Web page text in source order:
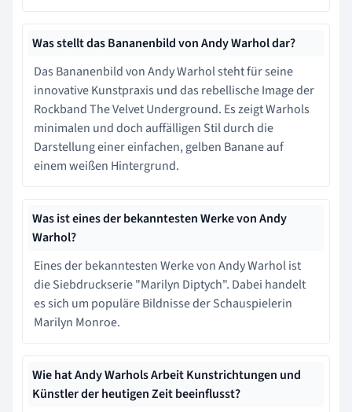
Was stellt das Bananenbild von Andy Warhol dar?
Das Bananenbild von Andy Warhol steht für seine
innovative Kunstpraxis und das rebellische Image der
Rockband The Velvet Underground. Es zeigt Warhols
minimalen und doch auffälligen Stil durch die
Darstellung einer einfachen, gelben Banane auf
einem weißen Hintergrund.
Was ist eines der bekanntesten Werke von Andy
Warhol?
Eines der bekanntesten Werke von Andy Warhol ist
die Siebdruckserie "Marilyn Diptych". Dabei handelt
es sich um populäre Bildnisse der Schauspielerin
Marilyn Monroe.
Wie hat Andy Warhols Arbeit Kunstrichtungen und
Künstler der heutigen Zeit beeinflusst?